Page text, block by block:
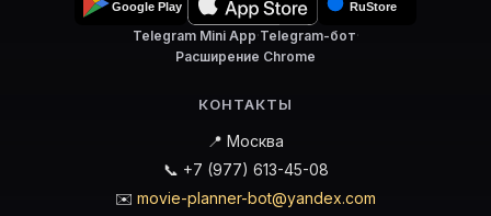
Telegram Mini App·Telegram-бот·
Расширение Chrome
КОНТАКТЫ
📍 Москва
📞 +7 (977) 613-45-08
✉️ movie-planner-bot@yandex.com